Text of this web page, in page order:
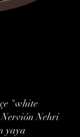
"white
Nehri
yaya